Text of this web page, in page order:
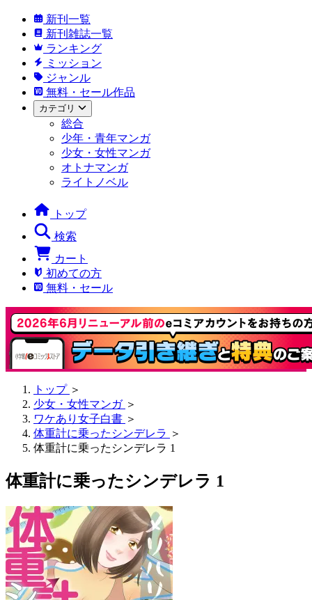
新刊一覧
新刊雑誌一覧
ランキング
ミッション
ジャンル
無料・セール作品
カテゴリ
総合
少年・青年マンガ
少女・女性マンガ
オトナマンガ
ライトノベル
トップ
検索
カート
初めての方
無料・セール
トップ ＞
少女・女性マンガ ＞
ワケあり女子白書 ＞
体重計に乗ったシンデレラ ＞
体重計に乗ったシンデレラ 1
体重計に乗ったシンデレラ 1